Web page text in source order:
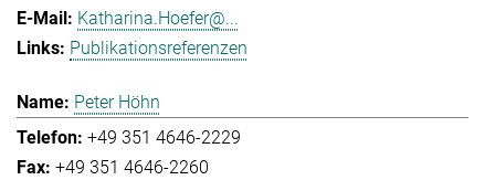
Katharina.Hoefer@...
Publikationsreferenzen
Peter Höhn
+49 351 4646-2229
+49 351 4646-2260